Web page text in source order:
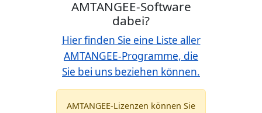
AMTANGEE-Software
dabei?
Hier finden Sie eine Liste aller
AMTANGEE-Programme, die
Sie bei uns beziehen können.
AMTANGEE-Lizenzen können Sie